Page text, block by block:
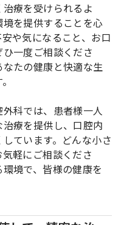
療を受けられるよ
を提供することを心
や気になること、お口
一度ご相談くださ
たの健康と快適な生
科では、患者様一人
療を提供し、口腔内
ています。どんな小さ
軽にご相談くださ
境で、皆様の健康を